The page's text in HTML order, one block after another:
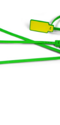
Español
Português